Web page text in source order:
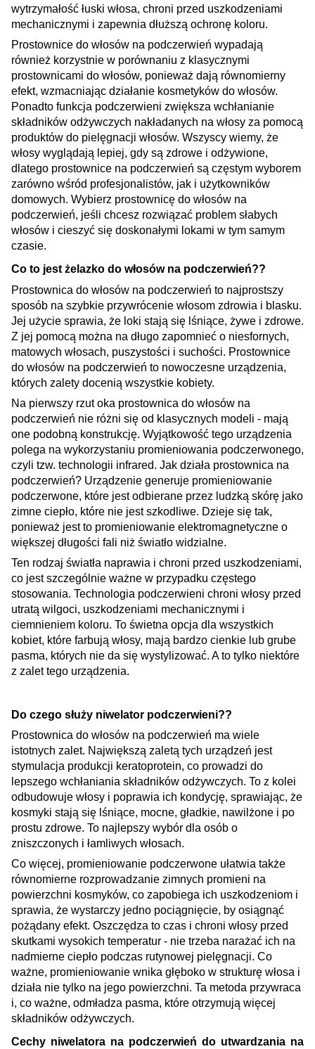
wytrzymałość łuski włosa, chroni przed uszkodzeniami
mechanicznymi i zapewnia dłuższą ochronę koloru.
Prostownice do włosów na podczerwień wypadają
również korzystnie w porównaniu z klasycznymi
prostownicami do włosów, ponieważ dają równomierny
efekt, wzmacniając działanie kosmetyków do włosów.
Ponadto funkcja podczerwieni zwiększa wchłanianie
składników odżywczych nakładanych na włosy za pomocą
produktów do pielęgnacji włosów. Wszyscy wiemy, że
włosy wyglądają lepiej, gdy są zdrowe i odżywione,
dlatego prostownice na podczerwień są częstym wyborem
zarówno wśród profesjonalistów, jak i użytkowników
domowych. Wybierz prostownicę do włosów na
podczerwień, jeśli chcesz rozwiązać problem słabych
włosów i cieszyć się doskonałymi lokami w tym samym
czasie.
Co to jest żelazko do włosów na podczerwień??
Prostownica do włosów na podczerwień to najprostszy
sposób na szybkie przywrócenie włosom zdrowia i blasku.
Jej użycie sprawia, że loki stają się lśniące, żywe i zdrowe.
Z jej pomocą można na długo zapomnieć o niesfornych,
matowych włosach, puszystości i suchości. Prostownice
do włosów na podczerwień to nowoczesne urządzenia,
których zalety docenią wszystkie kobiety.
Na pierwszy rzut oka prostownica do włosów na
podczerwień nie różni się od klasycznych modeli - mają
one podobną konstrukcję. Wyjątkowość tego urządzenia
polega na wykorzystaniu promieniowania podczerwonego,
czyli tzw. technologii infrared. Jak działa prostownica na
podczerwień? Urządzenie generuje promieniowanie
podczerwone, które jest odbierane przez ludzką skórę jako
zimne ciepło, które nie jest szkodliwe. Dzieje się tak,
ponieważ jest to promieniowanie elektromagnetyczne o
większej długości fali niż światło widzialne.
Ten rodzaj światła naprawia i chroni przed uszkodzeniami,
co jest szczególnie ważne w przypadku częstego
stosowania. Technologia podczerwieni chroni włosy przed
utratą wilgoci, uszkodzeniami mechanicznymi i
ciemnieniem koloru. To świetna opcja dla wszystkich
kobiet, które farbują włosy, mają bardzo cienkie lub grube
pasma, których nie da się wystylizować. A to tylko niektóre
z zalet tego urządzenia.
Do czego służy niwelator podczerwieni??
Prostownica do włosów na podczerwień ma wiele
istotnych zalet. Największą zaletą tych urządzeń jest
stymulacja produkcji keratoprotein, co prowadzi do
lepszego wchłaniania składników odżywczych. To z kolei
odbudowuje włosy i poprawia ich kondycję, sprawiając, że
kosmyki stają się lśniące, mocne, gładkie, nawilżone i po
prostu zdrowe. To najlepszy wybór dla osób o
zniszczonych i łamliwych włosach.
Co więcej, promieniowanie podczerwone ułatwia także
równomierne rozprowadzanie zimnych promieni na
powierzchni kosmyków, co zapobiega ich uszkodzeniom i
sprawia, że wystarczy jedno pociągnięcie, by osiągnąć
pożądany efekt. Oszczędza to czas i chroni włosy przed
skutkami wysokich temperatur - nie trzeba narażać ich na
nadmierne ciepło podczas rutynowej pielęgnacji. Co
ważne, promieniowanie wnika głęboko w strukturę włosa i
działa nie tylko na jego powierzchni. Ta metoda przywraca
i, co ważne, odmładza pasma, które otrzymują więcej
składników odżywczych.
Cechy niwelatora na podczerwień do utwardzania na